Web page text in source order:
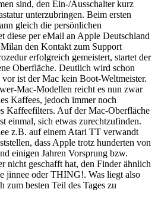
sind, den Ein-/Ausschalter kurz
unterzubringen. Beim ersten
gleich die persönlichen
diese per eMail an Apple Deutschland
den Kontakt zum Support
erfolgreich gemeistert, startet der
Oberfläche. Deutlich wird schon
ist der Mac kein Boot-Weltmeister.
Mac-Modellen reicht es nun zwar
Kaffees, jedoch immer noch
Kaffeefilters. Auf der Mac-Oberfläche
einmal, sich etwas zurechtzufinden.
z.B. auf einem Atari TT verwandt
dass Apple trotz hunderten von
einigen Jahren Vorsprung bzw.
nicht geschafft hat, den Finder ähnlich
jinnee oder THING!. Was liegt also
zum besten Teil des Tages zu